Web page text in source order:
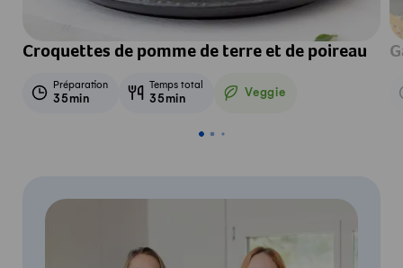
Croquettes de pomme de terre et de poireau
Préparation
35min
Temps total
35min Veggie
Veggie